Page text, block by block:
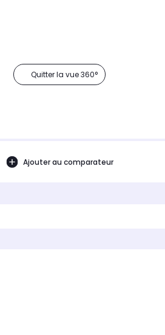
Quitter la vue 360°
Ajouter au comparateur